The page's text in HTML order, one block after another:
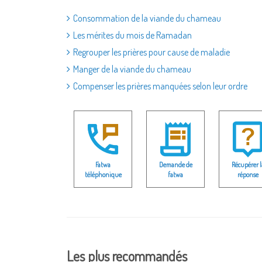
Consommation de la viande du chameau
Les mérites du mois de Ramadan
Regrouper les prières pour cause de maladie
Manger de la viande du chameau
Compenser les prières manquées selon leur ordre
Fatwa
téléphonique
Demande de
fatwa
Récupérer
réponse
Les plus recommandés